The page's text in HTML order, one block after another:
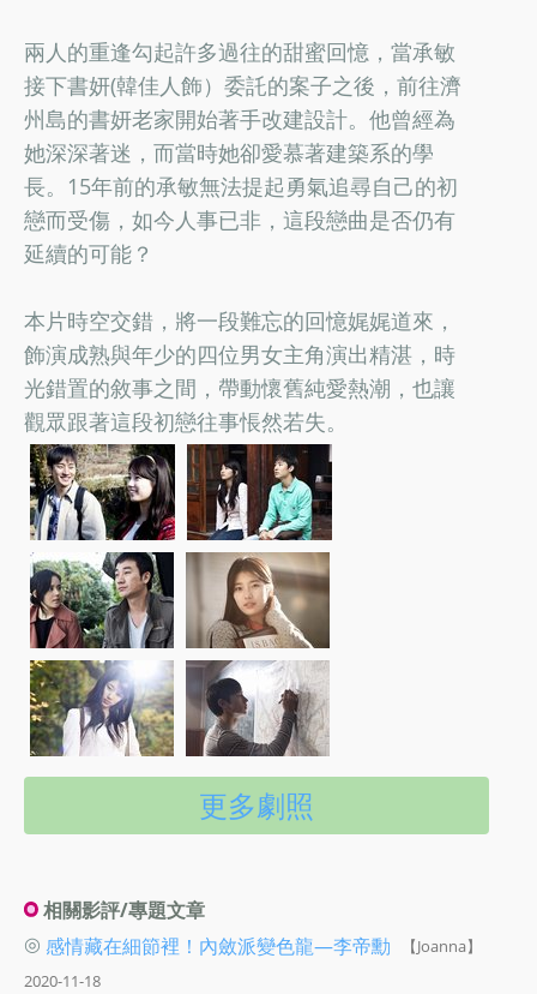
兩人的重逢勾起許多過往的甜蜜回憶，當承敏
接下書妍(韓佳人飾）委託的案子之後，前往濟
州島的書妍老家開始著手改建設計。他曾經為
她深深著迷，而當時她卻愛慕著建築系的學
長。15年前的承敏無法提起勇氣追尋自己的初
戀而受傷，如今人事已非，這段戀曲是否仍有
延續的可能？
本片時空交錯，將一段難忘的回憶娓娓道來，
飾演成熟與年少的四位男女主角演出精湛，時
光錯置的敘事之間，帶動懷舊純愛熱潮，也讓
觀眾跟著這段初戀往事悵然若失。
更多劇照
相關影評/專題文章
◎ 感情藏在細節裡！內斂派變色龍—李帝勳
【Joanna】
2020-11-18